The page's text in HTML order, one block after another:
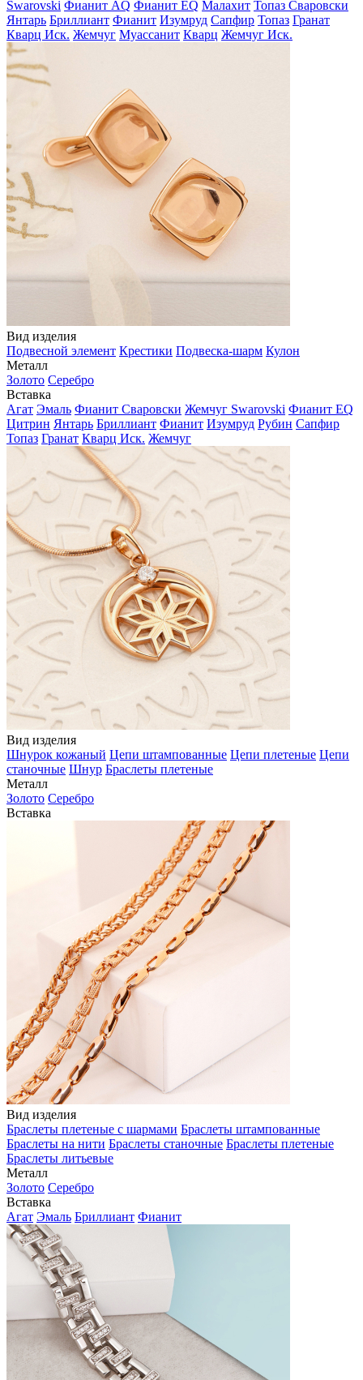
Swarovski Фианит AQ Фианит EQ Малахит Топаз Сваровски
Янтарь Бриллиант Фианит Изумруд Сапфир Топаз Гранат
Кварц Иск. Жемчуг Муассанит Кварц Жемчуг Иск.
Вид изделия
Подвесной элемент Крестики Подвеска-шарм Кулон
Металл
Золото Серебро
Вставка
Агат Эмаль Фианит Сваровски Жемчуг Swarovski Фианит EQ
Цитрин Янтарь Бриллиант Фианит Изумруд Рубин Сапфир
Топаз Гранат Кварц Иск. Жемчуг
Вид изделия
Шнурок кожаный Цепи штампованные Цепи плетеные Цепи
станочные Шнур Браслеты плетеные
Металл
Золото Серебро
Вставка
Вид изделия
Браслеты плетеные с шармами Браслеты штампованные
Браслеты на нити Браслеты станочные Браслеты плетеные
Браслеты литьевые
Металл
Золото Серебро
Вставка
Агат Эмаль Бриллиант Фианит